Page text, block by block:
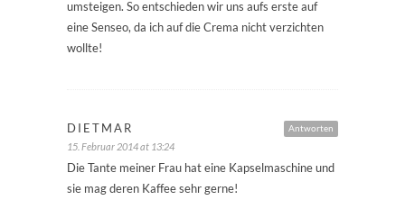
umsteigen. So entschieden wir uns aufs erste auf
eine Senseo, da ich auf die Crema nicht verzichten
wollte!
Antworten
DIETMAR
15. Februar 2014 at 13:24
Die Tante meiner Frau hat eine Kapselmaschine und
sie mag deren Kaffee sehr gerne!